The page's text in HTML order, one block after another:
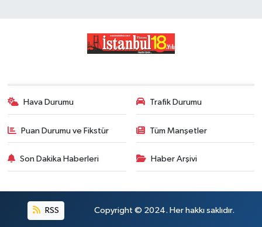
Hava Durumu Trafik Durumu
Puan Durumu ve Fikstür Tüm Manşetler
Son Dakika Haberleri Haber Arşivi
RSS Copyright © 2024. Her hakkı saklıdır.